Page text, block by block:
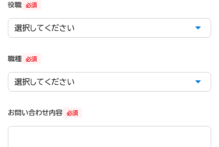
必須
役職
必須
職種
必須
お問い合わせ内容